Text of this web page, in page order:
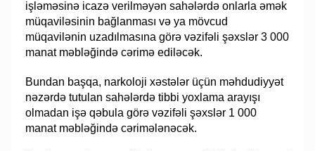
işləməsinə icazə verilməyən sahələrdə onlarla əmək
müqaviləsinin bağlanması və ya mövcud
müqavilənin uzadılmasına görə vəzifəli şəxslər 3 000
manat məbləğində cərimə ediləcək.
Bundan başqa, narkoloji xəstələr üçün məhdudiyyət
nəzərdə tutulan sahələrdə tibbi yoxlama arayışı
olmadan işə qəbula görə vəzifəli şəxslər 1 000
manat məbləğində cərimələnəcək.